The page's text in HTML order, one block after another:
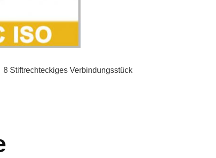
8 Stiftrechteckiges Verbindungsstück